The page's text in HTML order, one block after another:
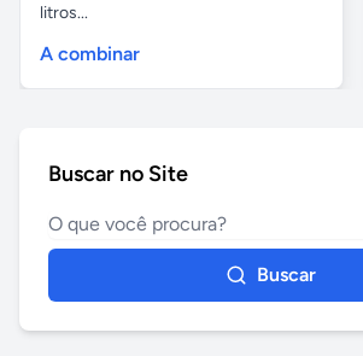
litros...
A combinar
Buscar no Site
Buscar